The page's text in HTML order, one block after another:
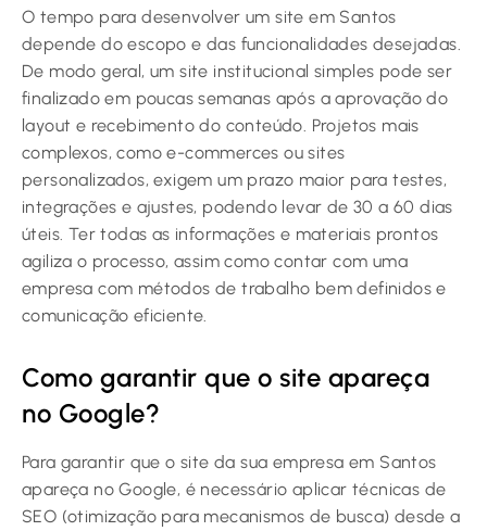
O tempo para desenvolver um site em Santos
depende do escopo e das funcionalidades desejadas.
De modo geral, um site institucional simples pode ser
finalizado em poucas semanas após a aprovação do
layout e recebimento do conteúdo. Projetos mais
complexos, como e-commerces ou sites
personalizados, exigem um prazo maior para testes,
integrações e ajustes, podendo levar de 30 a 60 dias
úteis. Ter todas as informações e materiais prontos
agiliza o processo, assim como contar com uma
empresa com métodos de trabalho bem definidos e
comunicação eficiente.
Como garantir que o site apareça
no Google?
Para garantir que o site da sua empresa em Santos
apareça no Google, é necessário aplicar técnicas de
SEO (otimização para mecanismos de busca) desde a